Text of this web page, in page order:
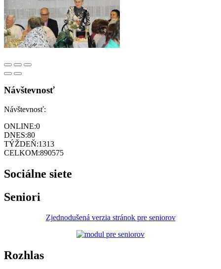
Návštevnosť
Návštevnosť:
ONLINE:0
DNES:80
TÝŽDEŇ:1313
CELKOM:890575
Sociálne siete
Seniori
Zjednodušená verzia stránok pre seniorov
Rozhlas